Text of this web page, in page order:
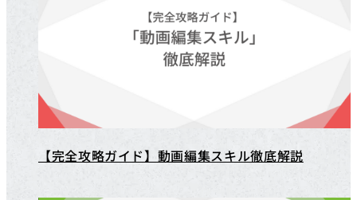
【完全攻略ガイド】動画編集スキル徹底解説